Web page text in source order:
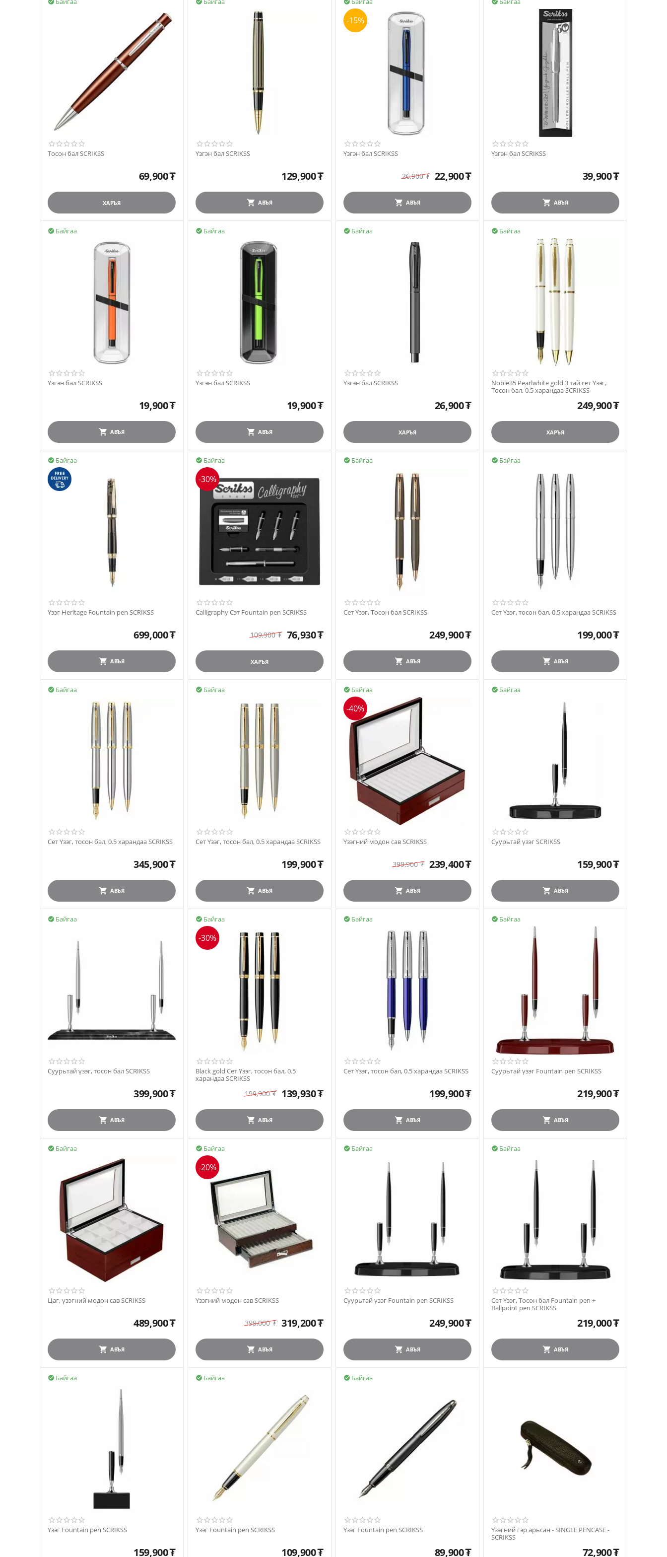

Тосон бал SCRIKSS
69,900₮
ХАРЪЯ

Үзгэн бал SCRIKSS
129,900₮
АВЪЯ

-15%
Үзгэн бал SCRIKSS
26,900 ₮ 22,900₮
АВЪЯ

Үзгэн бал SCRIKSS
39,900₮
АВЪЯ
Байгаа

Үзгэн бал SCRIKSS
19,900₮
АВЪЯ
Байгаа

Үзгэн бал SCRIKSS
19,900₮
АВЪЯ
Байгаа

Үзгэн бал SCRIKSS
26,900₮
ХАРЪЯ
Байгаа

Noble35 Pearlwhite gold 3 тай сет Үзэг,
Тосон бал, 0.5 харандаа SCRIKSS
249,900₮
ХАРЪЯ
Байгаа

Үзэг Heritage Fountain pen SCRIKSS
699,000₮
АВЪЯ
Байгаа

-30%
Calligraphy Сэт Fountain pen SCRIKSS
109,900 ₮ 76,930₮
ХАРЪЯ
Байгаа

Сет Үзэг, Тосон бал SCRIKSS
249,900₮
АВЪЯ
Байгаа

Сет Үзэг, тосон бал, 0.5 харандаа SCRIKSS
199,000₮
АВЪЯ
Байгаа

Сет Үзэг, тосон бал, 0.5 харандаа SCRIKSS
345,900₮
АВЪЯ
Байгаа

Сет Үзэг, тосон бал, 0.5 харандаа SCRIKSS
199,900₮
АВЪЯ
Байгаа

-40%
Үзэгний модон сав SCRIKSS
399,900 ₮ 239,400₮
АВЪЯ
Байгаа

Суурьтай үзэг SCRIKSS
159,900₮
АВЪЯ
Байгаа

Суурьтай үзэг, тосон бал SCRIKSS
399,900₮
АВЪЯ
Байгаа

-30%
Black gold Сет Үзэг, тосон бал, 0.5
харандаа SCRIKSS
199,900 ₮ 139,930₮
АВЪЯ
Байгаа

Сет Үзэг, тосон бал, 0.5 харандаа SCRIKSS
199,900₮
АВЪЯ
Байгаа

Суурьтай үзэг Fountain pen SCRIKSS
219,900₮
АВЪЯ
Байгаа

Цаг, үзэгний модон сав SCRIKSS
489,900₮
АВЪЯ
Байгаа

-20%
Үзэгний модон сав SCRIKSS
399,000 ₮ 319,200₮
АВЪЯ
Байгаа

Суурьтай үзэг Fountain pen SCRIKSS
249,900₮
АВЪЯ
Байгаа

Сет Үзэг, Тосон бал Fountain pen +
Ballpoint pen SCRIKSS
219,000₮
АВЪЯ
Байгаа

Үзэг Fountain pen SCRIKSS
159,900₮
Байгаа

Үзэг Fountain pen SCRIKSS
109,900₮
Байгаа

Үзэг Fountain pen SCRIKSS
89,900₮
Үзэгний гэр арьсан - SINGLE PENCASE -
SCRIKSS
72,900₮